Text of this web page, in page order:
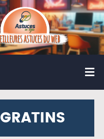
GRATINS